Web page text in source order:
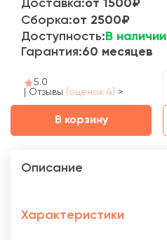
Доставка:от 1500₽
Сборка:от 2500₽
Доступность: В наличии
Гарантия:60 месяцев
5.0
Отзывы (оценок 4) >
В корзину
Описание
Характеристики